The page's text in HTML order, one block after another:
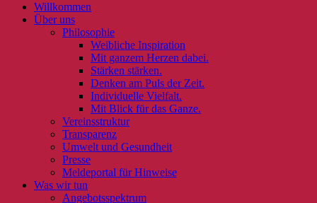
Willkommen
Über uns
Philosophie
Weibliche Inspiration
Mit ganzem Herzen dabei.
Stärken stärken.
Denken am Puls der Zeit.
Individuelle Vielfalt.
Mit Blick für das Ganze.
Vereinsstruktur
Transparenz
Umwelt und Gesundheit
Presse
Meldeportal für Hinweise
Was wir tun
Angebotsspektrum